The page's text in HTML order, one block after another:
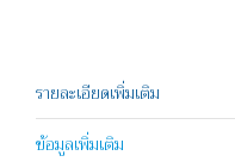
รายละเอียดเพิ่มเติม
ข้อมูลเพิ่มเติม